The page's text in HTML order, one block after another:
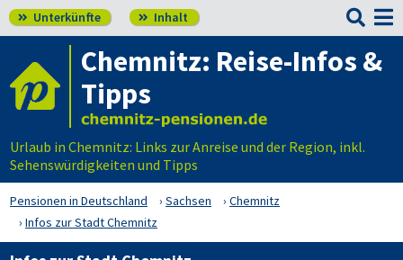
 Unterkünfte  Inhalt 
Chemnitz: Reise-Infos &
Tipps
Urlaub in Chemnitz: Links zur Anreise und der Region, inkl.
Sehenswürdigkeiten und Tipps
Pensionen in Deutschland Sachsen
Chemnitz
Infos zur Stadt Chemnitz